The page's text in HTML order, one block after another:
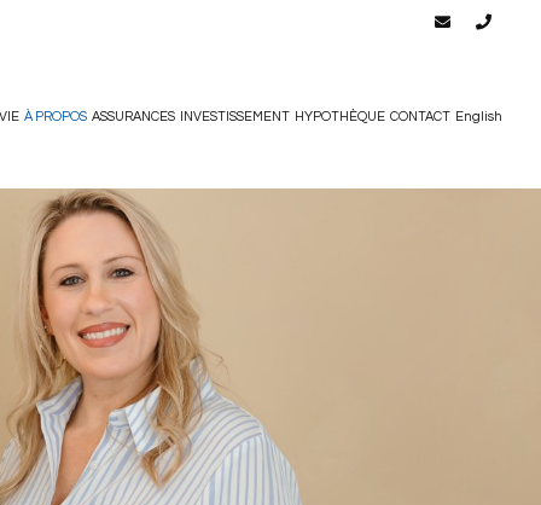
À PROPOS ASSURANCES INVESTISSEMENT HYPOTHÈQUE CONTACT English